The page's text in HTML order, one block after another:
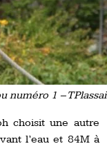
numéro 1 –
choisit une autre
l’eau et 84M à